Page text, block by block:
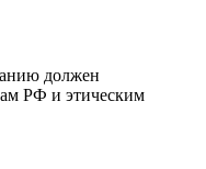
должен
РФ и этическим